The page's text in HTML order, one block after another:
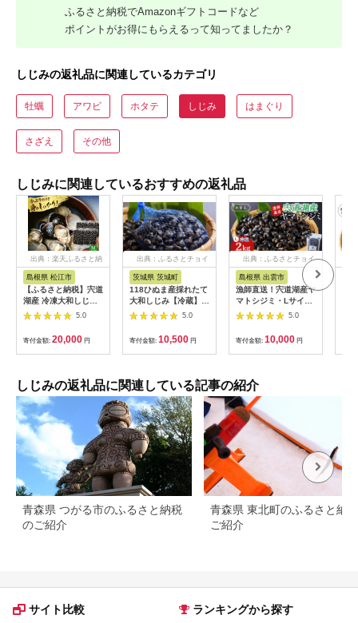
ふるさと納税でAmazonギフトコードなど
ポイントがお得にもらえるって知ってましたか？
しじみの返礼品に関連しているカテゴリ
牡蠣 アワビ ホタテ しじみ はまぐり
さざえ その他
しじみに関連しているおすすめの返礼品
出典：楽天ふるさと納
島根県 松江市
【ふるさと納税】宍道
湖産 冷凍大和しじみ
砂抜き済 Mサイズ
800g×6袋(4.8kg) 島
根県松江市/しじみ市
場株式会社
[ALDK001]
5.0
寄付金額: 20,000 円
出典：ふるさとチョイ
茨城県 茨城町
118ひぬま産採れたて
大和しじみ【冷蔵】
1.5kg
5.0
寄付金額: 10,500 円
出典：ふるさとチョイ
島根県 出雲市
漁師直送！宍道湖産ヤ
マトシジミ・Lサイズ
冷凍 2kg ｜ヤマトシ
ジミ 宍道湖産 しじみ
蜆 貝 冷凍 味噌汁 し
じみ汁 砂抜き 大粒 奥
宇賀屋 ふるさと納税
5.0
寄付金額: 10,000 円
しじみの返礼品に関連している記事の紹介
青森県 つがる市のふるさと納税
のご紹介
青森県 東北町のふるさと納
ご紹介
サイト比較 ランキングから探す